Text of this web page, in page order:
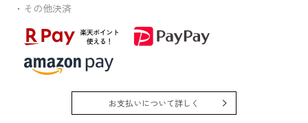
・その他決済
お支払いについて詳しく